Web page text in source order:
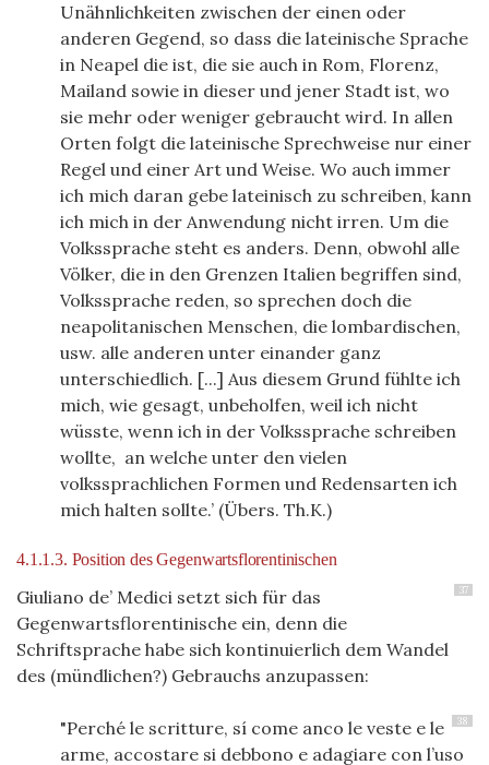
Unähnlichkeiten zwischen der einen oder
anderen Gegend, so dass die lateinische Sprache
in Neapel die ist, die sie auch in Rom, Florenz,
Mailand sowie in dieser und jener Stadt ist, wo
sie mehr oder weniger gebraucht wird. In allen
Orten folgt die lateinische Sprechweise nur einer
Regel und einer Art und Weise. Wo auch immer
ich mich daran gebe lateinisch zu schreiben, kann
ich mich in der Anwendung nicht irren. Um die
Volkssprache steht es anders. Denn, obwohl alle
Völker, die in den Grenzen Italien begriffen sind,
Volkssprache reden, so sprechen doch die
neapolitanischen Menschen, die lombardischen,
usw. alle anderen unter einander ganz
unterschiedlich. [...] Aus diesem Grund fühlte ich
mich, wie gesagt, unbeholfen, weil ich nicht
wüsste, wenn ich in der Volkssprache schreiben
wollte, an welche unter den vielen
volkssprachlichen Formen und Redensarten ich
mich halten sollte.’ (Übers. Th.K.)
4.1.1.3. Position des Gegenwartsflorentinischen
37
Giuliano de’ Medici setzt sich für das
Gegenwartsflorentinische ein, denn die
Schriftsprache habe sich kontinuierlich dem Wandel
des (mündlichen?) Gebrauchs anzupassen:
38
"Perché le scritture, sí come anco le veste e le
arme, accostare si debbono e adagiare con l’uso